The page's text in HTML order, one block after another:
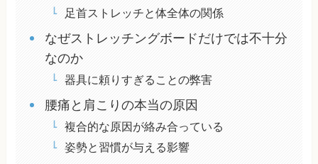
足首ストレッチと体全体の関係
なぜストレッチングボードだけでは不十分
なのか
器具に頼りすぎることの弊害
腰痛と肩こりの本当の原因
複合的な原因が絡み合っている
姿勢と習慣が与える影響